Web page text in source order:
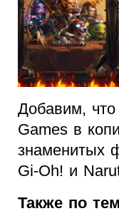
Добавим,
Games в
знаменитых
Gi-Oh! и
Также по